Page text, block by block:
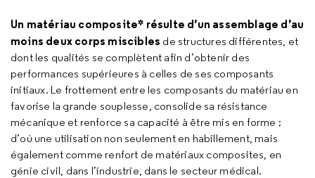
Un matériau composite* résulte d’un assemblage d’au
moins deux corps miscibles de structures différentes, et
dont les qualités se complètent afin d’obtenir des
performances supérieures à celles de ses composants
initiaux. Le frottement entre les composants du matériau en
favorise la grande souplesse, consolide sa résistance
mécanique et renforce sa capacité à être mis en forme ;
d’où une utilisation non seulement en habillement, mais
également comme renfort de matériaux composites, en
génie civil, dans l’industrie, dans le secteur médical.